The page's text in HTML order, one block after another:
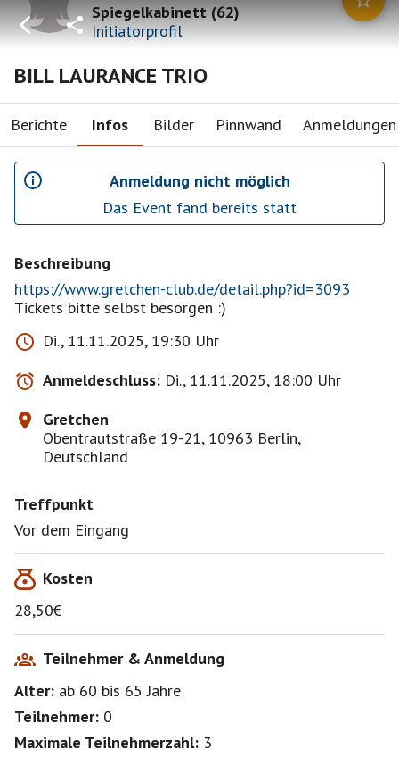
Spiegelkabinett(62)
Initiatorprofil
BILL LAURANCE TRIO
Berichte Infos Bilder Pinnwand Anmeldungen
Anmeldung nicht möglich
Das Event fand bereits statt
Beschreibung
https://www.gretchen-club.de/detail.php?id=3093
Tickets bitte selbst besorgen :)
Di., 11.11.2025, 19:30 Uhr
Anmeldeschluss: Di., 11.11.2025, 18:00 Uhr
Gretchen
Obentrautstraße 19-21, 10963 Berlin,
Deutschland
Treffpunkt
Vor dem Eingang
Kosten
28,50€
Teilnehmer & Anmeldung
Alter: ab 60 bis 65Jahre
Teilnehmer: 0
Maximale Teilnehmerzahl: 3